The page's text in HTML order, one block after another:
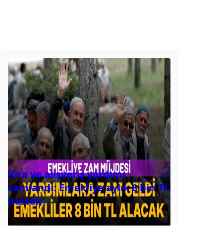
Kira ve alışveriş yardımı
zamlandı: Emekliye aylık 8 bin TL
destek